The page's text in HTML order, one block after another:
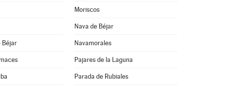
Moriscos
Nava de Béjar
Béjar Navamorales
Pajares de la Laguna
Parada de Rubiales